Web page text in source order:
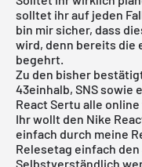
solltet ihr auf jeden
bin mir sicher, dass
wird, denn bereits die
begehrt.
Zu den bisher
43einhalb, SNSsowie
React Sertu alle
Ihr wollt den Nike
einfach durch meine
Relesetag einfach den
Selbstverständlich